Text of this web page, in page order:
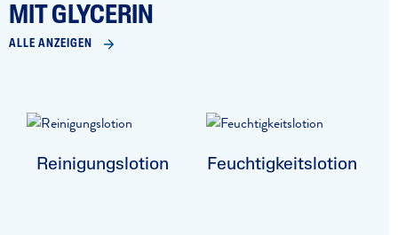
MIT GLYCERIN
ALLE ANZEIGEN
Reinigungslotion Feuchtigkeitslotion